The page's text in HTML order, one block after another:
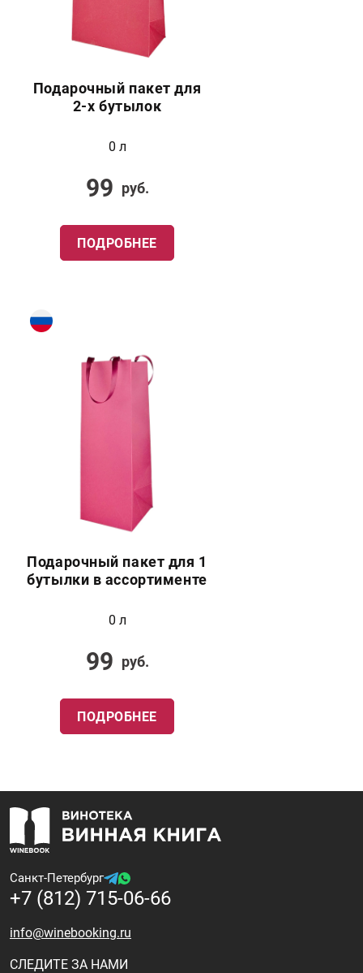
Подарочный пакет для
2-х бутылок
0 л
99 руб.
ПОДРОБНЕЕ
Подарочный пакет для 1
бутылки в ассортименте
0 л
99 руб.
ПОДРОБНЕЕ
Санкт-Петербург
+7 (812) 715-06-66
info@winebooking.ru
СЛЕДИТЕ ЗА НАМИ